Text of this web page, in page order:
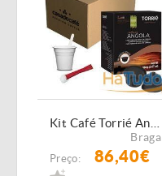
Braga
Preço: 86,40€